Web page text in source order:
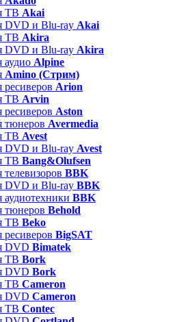
ТВ Akai
DVD и Blu-ray Akai
ТВ Akira
DVD и Blu-ray Akira
аудио Alpine
Amino (Стрим)
ресиверов Arion
ТВ Arvin
ресиверов Aston
тюнеров Avermedia
ТВ Avest
DVD и Blu-ray Avest
ТВ Bang&Olufsen
BBK
DVD и Blu-ray BBK
аудиотехники BBK
тюнеров Behold
ТВ Beko
ресиверов BigSAT
DVD Bimatek
ТВ Bork
DVD Bork
ТВ Cameron
DVD Cameron
ТВ Contec